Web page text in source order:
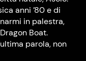
anni ’80 e di
in palestra,
Boat.
parola, non